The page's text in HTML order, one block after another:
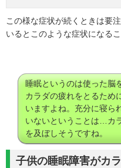
この様な症状が続くときは要
いるとこのような症状になる
睡眠というのは使った脳
カラダの疲れをとるため
いますよね。充分に寝ら
いないということは…カ
を及ぼしそうですね。
子供の睡眠障害がカ